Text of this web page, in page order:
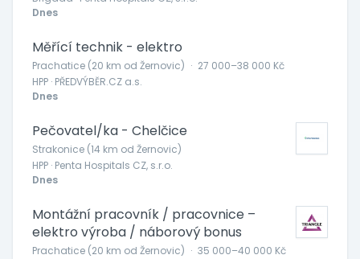
Dnes
Měřící technik - elektro
Prachatice (20 km od Žernovic) · 27 000–38 000 Kč
HPP · PŘEDVÝBĚR.CZ a.s.
Dnes
Pečovatel/ka - Chelčice
Strakonice (14 km od Žernovic)
HPP · Penta Hospitals CZ, s.r.o.
Dnes
Montážní pracovník / pracovnice –
elektro výroba / náborový bonus
Prachatice (20 km od Žernovic) · 35 000–40 000 Kč